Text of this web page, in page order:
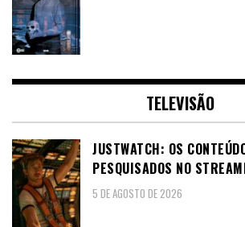
TELEVISÃO
JUSTWATCH: OS
PESQUISADOS NO
5 DE AGOSTO DE 2026